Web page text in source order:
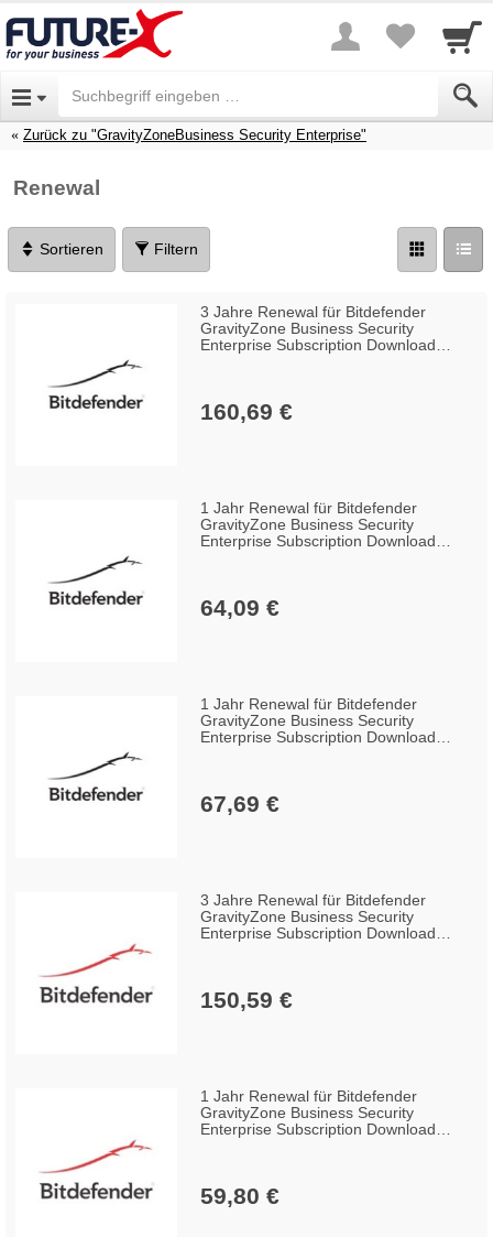
Zurück zu "GravityZoneBusiness Security Enterprise"
Renewal
Sortieren Filtern
3 Jahre Renewal für Bitdefender
GravityZone Business Security
Enterprise Subscription Download
160,69 €
1 Jahr Renewal für Bitdefender
GravityZone Business Security
Enterprise Subscription Download
64,09 €
1 Jahr Renewal für Bitdefender
GravityZone Business Security
Enterprise Subscription Download
67,69 €
3 Jahre Renewal für Bitdefender
GravityZone Business Security
Enterprise Subscription Download
150,59 €
1 Jahr Renewal für Bitdefender
GravityZone Business Security
Enterprise Subscription Download
59,80 €